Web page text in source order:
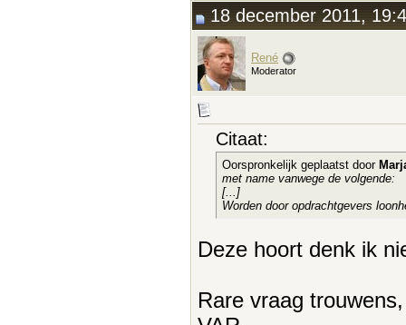
18 december 2011,
René
Moderator
Citaat:
Oorspronkelijk geplaatst door
met name vanwege de volgende:
[...]
Worden door opdrachtgevers
Deze hoort denk ik
Rare vraag